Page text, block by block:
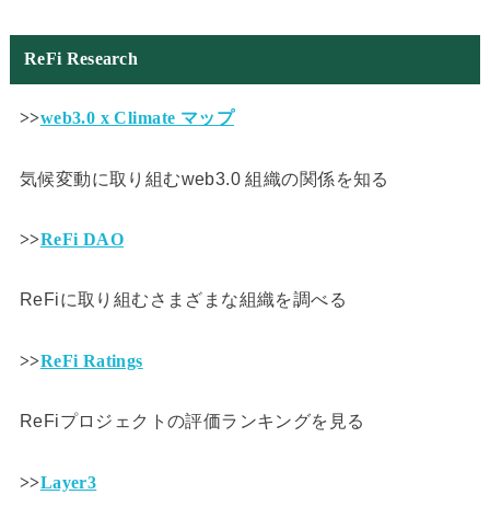
ReFi Research
>>web3.0 x Climate マップ
気候変動に取り組むweb3.0 組織の関係を知る
>>ReFi DAO
ReFiに取り組むさまざまな組織を調べる
>>ReFi Ratings
ReFiプロジェクトの評価ランキングを見る
>>Layer3